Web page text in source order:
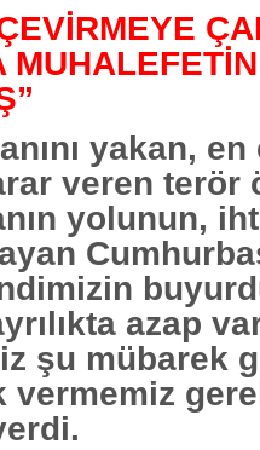
yakan,
veren terör
yolunun,
azap
şu mübarek
vermemiz